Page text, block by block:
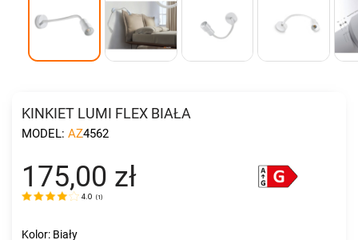
KINKIET LUMI FLEX BIAŁA
MODEL: AZ4562
175,00 zł
4.0 (1)
Kolor: Biały